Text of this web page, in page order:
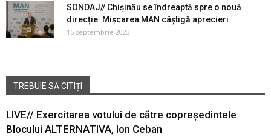
SONDAJ// Chișinău se îndreaptă spre o nouă
direcție: Mișcarea MAN câștigă aprecieri
15 septembrie 2023
TREBUIE SĂ CITIȚI
LIVE// Exercitarea votului de către copreședintele
Blocului ALTERNATIVA, Ion Ceban